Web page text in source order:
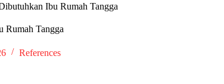
Ibu Rumah Tangga
Rumah Tangga
References